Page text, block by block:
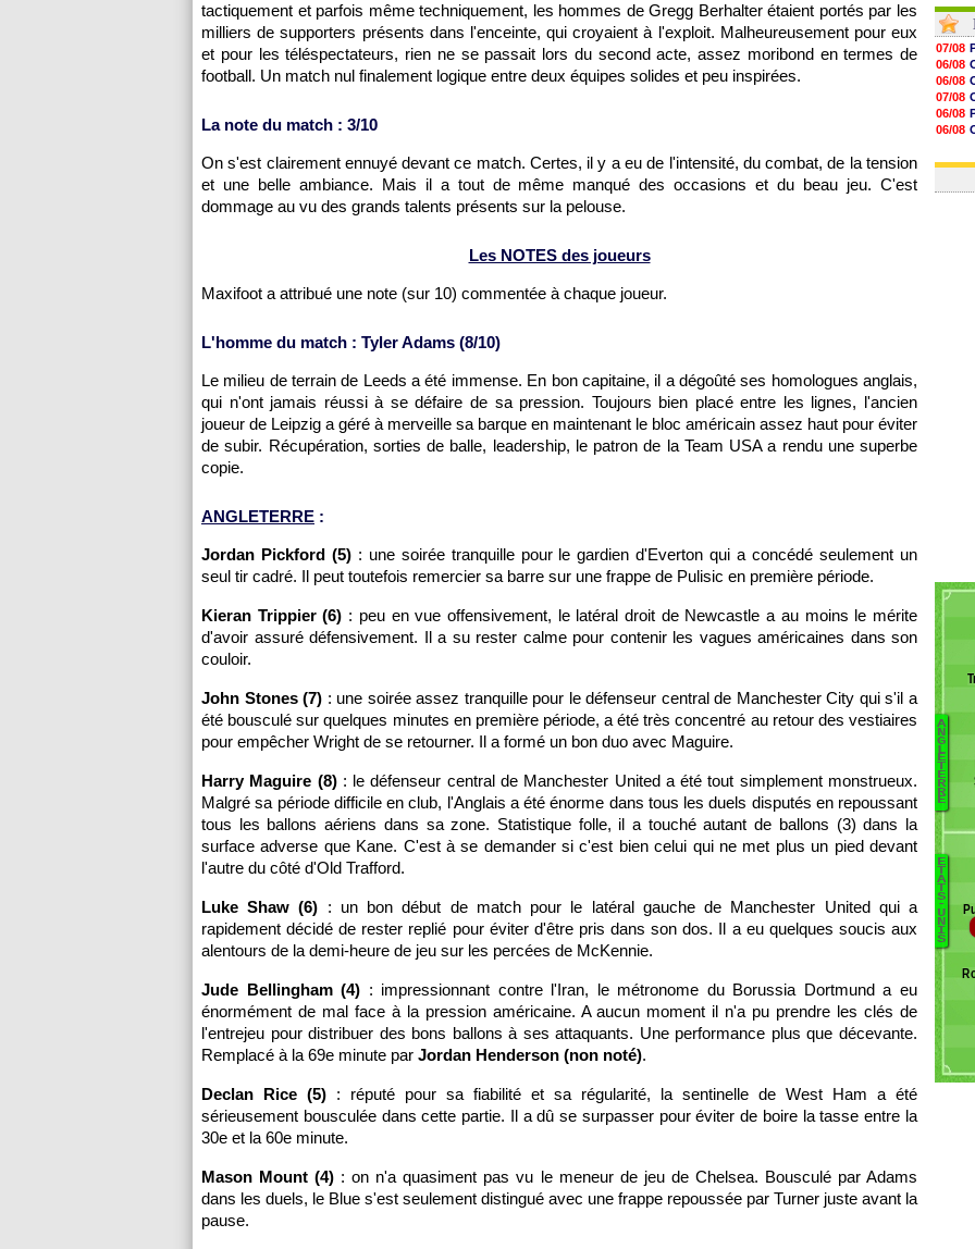
tactiquement et parfois même techniquement, les hommes de Gregg Berhalter étaient portés par les
milliers de supporters présents dans l'enceinte, qui croyaient à l'exploit. Malheureusement pour eux
et pour les téléspectateurs, rien ne se passait lors du second acte, assez moribond en termes de
football. Un match nul finalement logique entre deux équipes solides et peu inspirées.
La note du match : 3/10
On s'est clairement ennuyé devant ce match. Certes, il y a eu de l'intensité, du combat, de la tension
et une belle ambiance. Mais il a tout de même manqué des occasions et du beau jeu. C'est
dommage au vu des grands talents présents sur la pelouse.
Les NOTES des joueurs
Maxifoot a attribué une note (sur 10) commentée à chaque joueur.
L'homme du match : Tyler Adams (8/10)
Le milieu de terrain de Leeds a été immense. En bon capitaine, il a dégoûté ses homologues anglais,
qui n'ont jamais réussi à se défaire de sa pression. Toujours bien placé entre les lignes, l'ancien
joueur de Leipzig a géré à merveille sa barque en maintenant le bloc américain assez haut pour éviter
de subir. Récupération, sorties de balle, leadership, le patron de la Team USA a rendu une superbe
copie.
ANGLETERRE :
Jordan Pickford (5): une soirée tranquille pour le gardien d'Everton qui a concédé seulement un
seul tir cadré. Il peut toutefois remercier sa barre sur une frappe de Pulisic en première période.
Kieran Trippier (6) : peu en vue offensivement, le latéral droit de Newcastle a au moins le mérite
d'avoir assuré défensivement. Il a su rester calme pour contenir les vagues américaines dans son
couloir.
John Stones (7) : une soirée assez tranquille pour le défenseur central de Manchester City qui s'il a
été bousculé sur quelques minutes en première période, a été très concentré au retour des vestiaires
pour empêcher Wright de se retourner. Il a formé un bon duo avec Maguire.
Harry Maguire (8): le défenseur central de Manchester United a été tout simplement monstrueux.
Malgré sa période difficile en club, l'Anglais a été énorme dans tous les duels disputés en repoussant
tous les ballons aériens dans sa zone. Statistique folle, il a touché autant de ballons (3) dans la
surface adverse que Kane. C'est à se demander si c'est bien celui qui ne met plus un pied devant
l'autre du côté d'Old Trafford.
Luke Shaw (6) : un bon début de match pour le latéral gauche de Manchester United qui a
rapidement décidé de rester replié pour éviter d'être pris dans son dos. Il a eu quelques soucis aux
alentours de la demi-heure de jeu sur les percées de McKennie.
Jude Bellingham (4) : impressionnant contre l'Iran, le métronome du Borussia Dortmund a eu
énormément de mal face à la pression américaine. A aucun moment il n'a pu prendre les clés de
l'entrejeu pour distribuer des bons ballons à ses attaquants. Une performance plus que décevante.
Remplacé à la 69e minute par Jordan Henderson (non noté).
Declan Rice (5) : réputé pour sa fiabilité et sa régularité, la sentinelle de West Ham a été
sérieusement bousculée dans cette partie. Il a dû se surpasser pour éviter de boire la tasse entre la
30e et la 60e minute.
Mason Mount (4) : on n'a quasiment pas vu le meneur de jeu de Chelsea. Bousculé par Adams
dans les duels, le Blue s'est seulement distingué avec une frappe repoussée par Turner juste avant la
pause.
13h59
13h55
13h48
13h30
12h49
12h22
12h00
11h46
11h20
10h32
07/08
06/08
06/08
07/08
06/08
06/08
06/08
A
N
G
L
E
E
R
R
E
E
T
A
T
S
-
U
N
I
S